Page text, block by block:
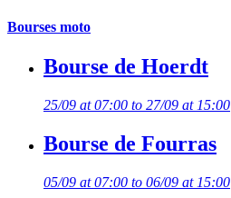
Bourses moto
Bourse de Hoerdt
25/09 at 07:00 to 27/09 at 15:00
Bourse de Fourras
05/09 at 07:00 to 06/09 at 15:00